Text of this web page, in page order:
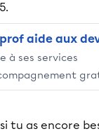
aide aux
à ses services
Alloprof
tu as encore